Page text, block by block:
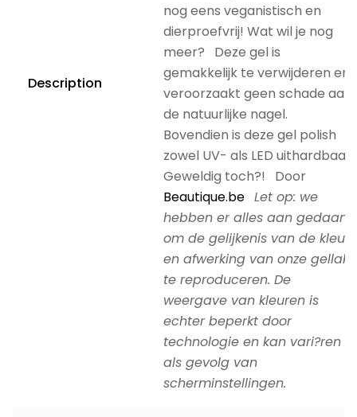
Description
nog eens veganistisch en
dierproefvrij! Wat wil je nog
meer? Deze gel is
gemakkelijk te verwijderen en
veroorzaakt geen schade aan
de natuurlijke nagel.
Bovendien is deze gel polish
zowel UV- als LED uithardbaar.
Geweldig toch?! Door
Beautique.be Let op: we
hebben er alles aan gedaan
om de gelijkenis van de kleur
en afwerking van onze gellak
te reproduceren. De
weergave van kleuren is
echter beperkt door
technologie en kan vari?ren
als gevolg van
scherminstellingen.